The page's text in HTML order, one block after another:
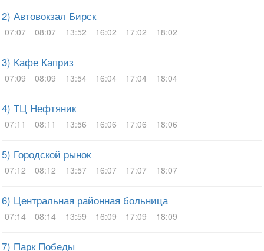
2) Автовокзал Бирск
07:07 08:07 13:52 16:02 17:02 18:02
3) Кафе Каприз
07:09 08:09 13:54 16:04 17:04 18:04
4) ТЦ Нефтяник
07:11 08:11 13:56 16:06 17:06 18:06
5) Городской рынок
07:12 08:12 13:57 16:07 17:07 18:07
6) Центральная районная больница
07:14 08:14 13:59 16:09 17:09 18:09
7) Парк Победы